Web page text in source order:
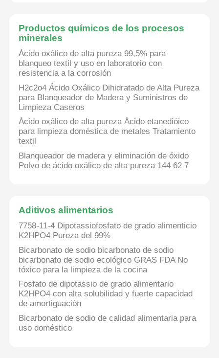
Inicio
Productos
Productos químicos de los procesos
minerales
Ácido oxálico de alta pureza 99,5% para
blanqueo textil y uso en laboratorio con
resistencia a la corrosión
H2c2o4 Ácido Oxálico Dihidratado de Alta Pureza
para Blanqueador de Madera y Suministros de
Limpieza Caseros
Ácido oxálico de alta pureza Ácido etanedióico
para limpieza doméstica de metales Tratamiento
textil
Blanqueador de madera y eliminación de óxido
Polvo de ácido oxálico de alta pureza 144 62 7
Aditivos alimentarios
7758-11-4 Dipotassiofosfato de grado alimenticio
K2HPO4 Pureza del 99%
Bicarbonato de sodio bicarbonato de sodio
bicarbonato de sodio ecológico GRAS FDA No
tóxico para la limpieza de la cocina
Fosfato de dipotassio de grado alimentario
K2HPO4 con alta solubilidad y fuerte capacidad
de amortiguación
Bicarbonato de sodio de calidad alimentaria para
uso doméstico